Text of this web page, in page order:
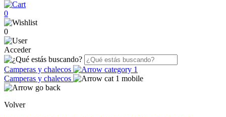
0
0
Acceder
Camperas y chalecos
Camperas y chalecos
Volver